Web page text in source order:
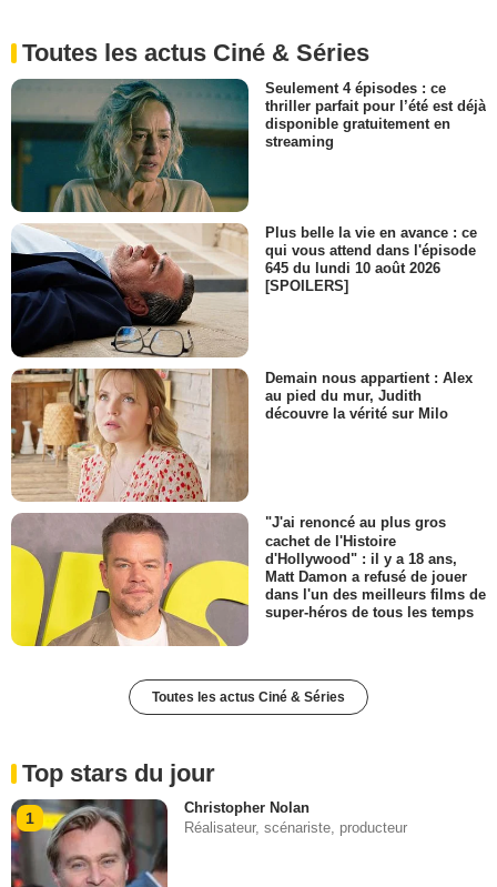
Toutes les actus Ciné & Séries
Seulement 4 épisodes : ce
thriller parfait pour l’été est déjà
disponible gratuitement en
streaming
Plus belle la vie en avance : ce
qui vous attend dans l'épisode
645 du lundi 10 août 2026
[SPOILERS]
Demain nous appartient : Alex
au pied du mur, Judith
découvre la vérité sur Milo
"J'ai renoncé au plus gros
cachet de l'Histoire
d'Hollywood" : il y a 18 ans,
Matt Damon a refusé de jouer
dans l'un des meilleurs films de
super-héros de tous les temps
Toutes les actus Ciné & Séries
Top stars du jour
1
Christopher Nolan
Réalisateur, scénariste, producteur